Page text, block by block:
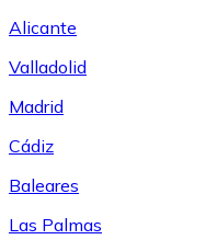
Alicante
Valladolid
Madrid
Cádiz
Baleares
Las Palmas